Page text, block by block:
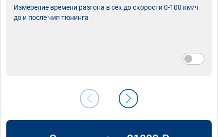
Измерение времени разгона в сек до скорости 0-100 км/ч
до и после чип тюнинга